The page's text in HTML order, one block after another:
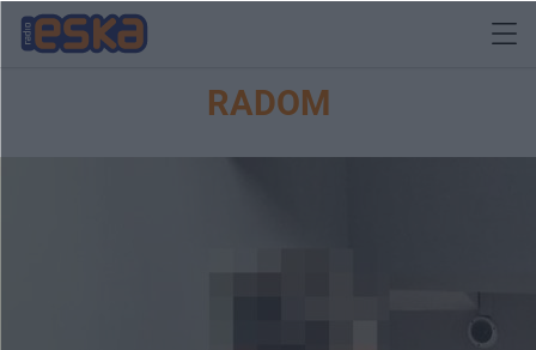
RADOM